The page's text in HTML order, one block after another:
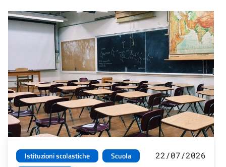
Istituzioni scolastiche
Scuola
22/07/2026